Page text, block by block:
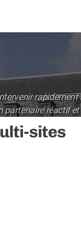
partenaire réactif et
sites